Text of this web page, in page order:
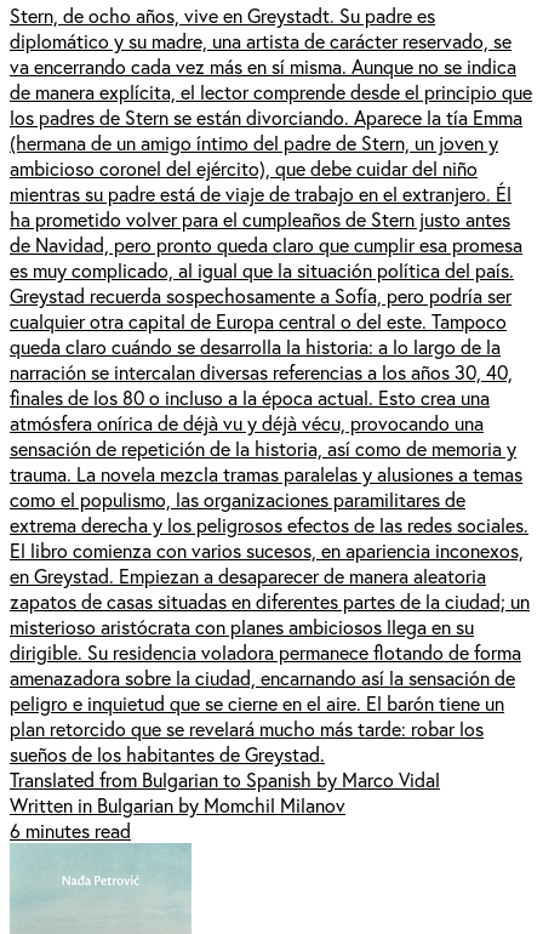
Stern, de ocho años, vive en Greystadt. Su padre es
diplomático y su madre, una artista de carácter reservado, se
va encerrando cada vez más en sí misma. Aunque no se indica
de manera explícita, el lector comprende desde el principio que
los padres de Stern se están divorciando. Aparece la tía Emma
(hermana de un amigo íntimo del padre de Stern, un joven y
ambicioso coronel del ejército), que debe cuidar del niño
mientras su padre está de viaje de trabajo en el extranjero. Él
ha prometido volver para el cumpleaños de Stern justo antes
de Navidad, pero pronto queda claro que cumplir esa promesa
es muy complicado, al igual que la situación política del país.
Greystad recuerda sospechosamente a Sofía, pero podría ser
cualquier otra capital de Europa central o del este. Tampoco
queda claro cuándo se desarrolla la historia: a lo largo de la
narración se intercalan diversas referencias a los años 30, 40,
finales de los 80 o incluso a la época actual. Esto crea una
atmósfera onírica de déjà vu y déjà vécu, provocando una
sensación de repetición de la historia, así como de memoria y
trauma. La novela mezcla tramas paralelas y alusiones a temas
como el populismo, las organizaciones paramilitares de
extrema derecha y los peligrosos efectos de las redes sociales.
El libro comienza con varios sucesos, en apariencia inconexos,
en Greystad. Empiezan a desaparecer de manera aleatoria
zapatos de casas situadas en diferentes partes de la ciudad; un
misterioso aristócrata con planes ambiciosos llega en su
dirigible. Su residencia voladora permanece flotando de forma
amenazadora sobre la ciudad, encarnando así la sensación de
peligro e inquietud que se cierne en el aire. El barón tiene un
plan retorcido que se revelará mucho más tarde: robar los
sueños de los habitantes de Greystad.
Translated from Bulgarian to Spanish by Marco Vidal
Written in Bulgarian by Momchil Milanov
6 minutes read